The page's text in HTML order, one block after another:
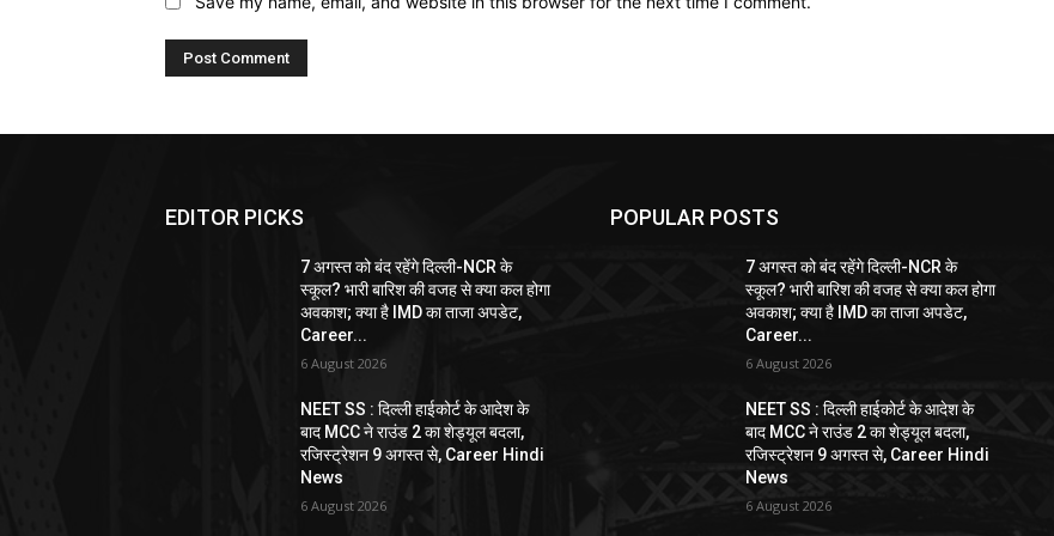
EDITOR PICKS
7 अगस्त को बंद रहेंगे दिल्ली-NCR के
स्कूल? भारी बारिश की वजह से क्या कल होगा
अवकाश; क्या है IMD का ताजा अपडेट,
Career...
6 August 2026
NEET SS : दिल्ली हाईकोर्ट के आदेश के
बाद MCC ने राउंड 2 का शेड्यूल बदला,
रजिस्ट्रेशन 9 अगस्त से, Career Hindi
News
6 August 2026
POPULAR POSTS
7 अगस्त को बंद रहेंगे दिल्ली-NCR के
स्कूल? भारी बारिश की वजह से क्या कल होगा
अवकाश; क्या है IMD का ताजा अपडेट,
Career...
6 August 2026
NEET SS : दिल्ली हाईकोर्ट के आदेश के
बाद MCC ने राउंड 2 का शेड्यूल बदला,
रजिस्ट्रेशन 9 अगस्त से, Career Hindi
News
6 August 2026